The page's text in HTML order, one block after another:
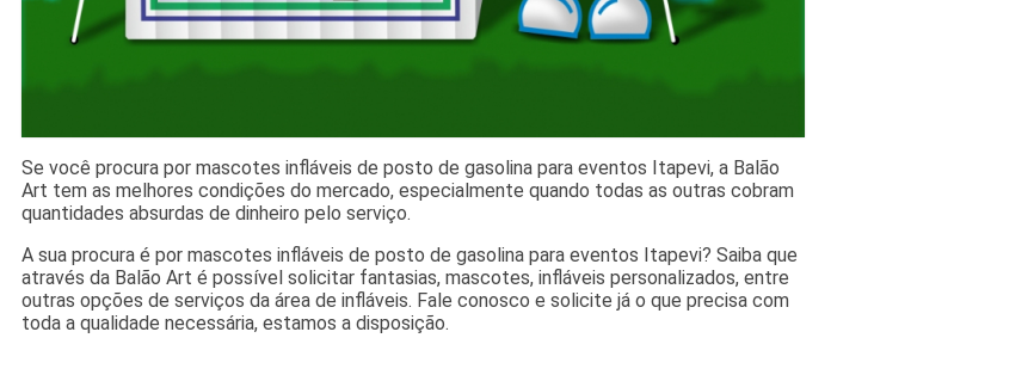
Se você procura por mascotes infláveis de posto de gasolina para eventos Itapevi, a Balão
Art tem as melhores condições do mercado, especialmente quando todas as outras cobram
quantidades absurdas de dinheiro pelo serviço.
A sua procura é por mascotes infláveis de posto de gasolina para eventos Itapevi? Saiba que
através da Balão Art é possível solicitar fantasias, mascotes, infláveis personalizados, entre
outras opções de serviços da área de infláveis. Fale conosco e solicite já o que precisa com
toda a qualidade necessária, estamos a disposição.